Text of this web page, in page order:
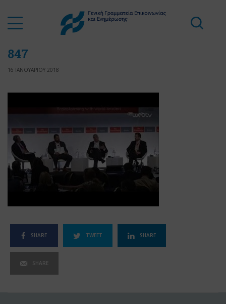
847
16 ΙΑΝΟΥΑΡΙΟΥ 2018
SHARE TWEET SHARE
SHARE